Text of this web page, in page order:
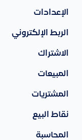
الإعدادات
الربط الإلكتروني
الاشتراك
المبيعات
المشتريات
نقاط البيع
المحاسبة